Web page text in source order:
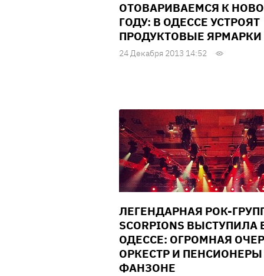
ОТОВАРИВАЕМСЯ К
ГОДУ: В ОДЕССЕ УСТРОЯТ
ПРОДУКТОВЫЕ ЯРМАРКИ
24 Декабря 2013 14:52
ЛЕГЕНДАРНАЯ РОК-
SCORPIONS ВЫСТУПИЛА
ОДЕССЕ: ОГРОМНАЯ
ОРКЕСТР И ПЕНСИОНЕРЫ
ФАНЗОНЕ